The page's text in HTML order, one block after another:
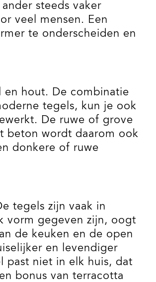
steeds vaker
veel mensen. Een
te onderscheiden en
en hout. De combinatie
tegels, kun je ook
De ruwe of grove
beton wordt daarom ook
donkere of ruwe
tegels zijn vaak in
vorm gegeven zijn, oogt
de keuken en de open
en levendiger
past niet in elk huis, dat
bonus van terracotta